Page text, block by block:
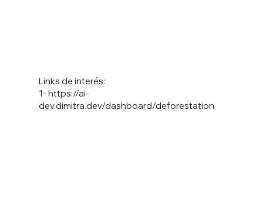
1-https://ai-
dev.dimitra.dev/dashboard/deforestation
Links de interés: